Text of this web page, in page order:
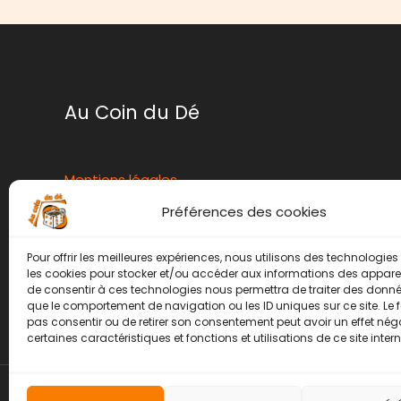
Préférences des cookies
Pour offrir les meilleures expériences, nous utilisons des
les cookies pour stocker et/ou accéder aux informations des
de consentir à ces technologies nous permettra de traiter des
que le comportement de navigation ou les ID uniques sur ce site. Le
pas consentir ou de retirer son consentement peut avoir un effet
certaines caractéristiques et fonctions et utilisations de ce site
Au Coin du Dé
Mentions légales
Conditions générales de ventes
Politique de retour
Contact
Instagram
Facebook